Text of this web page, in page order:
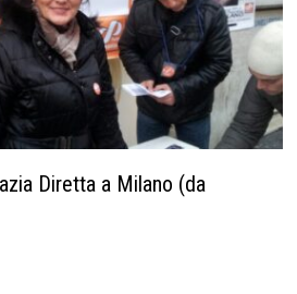
Diretta a Milano (da